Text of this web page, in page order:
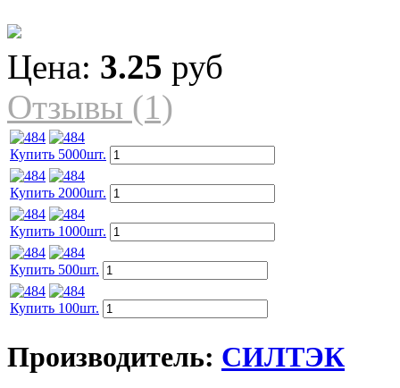
Цена: 3.25 руб
Отзывы (1)
Купить 5000шт.
Купить 2000шт.
Купить 1000шт.
Купить 500шт.
Купить 100шт.
Производитель: СИЛТЭК